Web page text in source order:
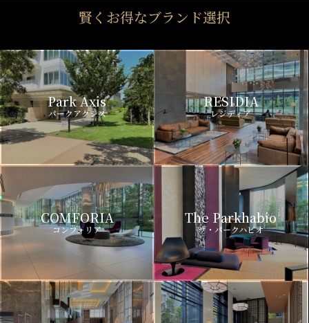
賢くお得なブランド選択
Park Axis
パークアクシス
RESIDIA
レジディア
COMFORIA
コンフォリア
The Parkhabio
ザ・パークハビオ